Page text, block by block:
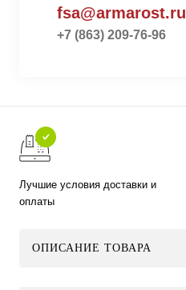
fsa@armarost.ru
+7 (863) 209-76-96
Лучшие условия доставки и
оплаты
ОПИСАНИЕ ТОВАРА